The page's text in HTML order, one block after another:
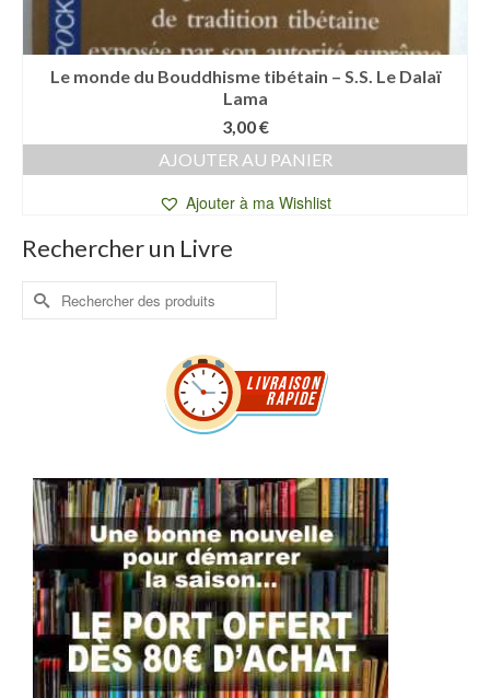
Le monde du Bouddhisme tibétain – S.S. Le Dalaï
Lama
3,00€
AJOUTER AU PANIER
Ajouter à ma Wishlist
Rechercher un Livre
Rechercher :